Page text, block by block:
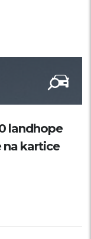
landhope
na kartice